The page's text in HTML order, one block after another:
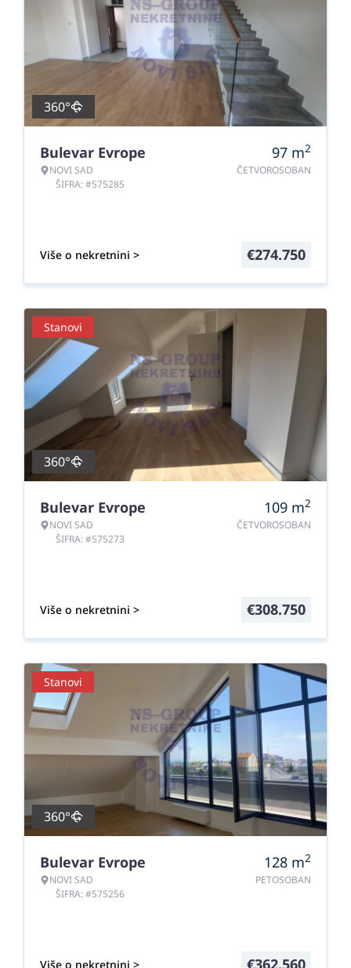
360°
Bulevar Evrope
NOVI SAD
ŠIFRA: #575285
97 m2
ČETVOROSOBAN
Više o nekretnini > €274.750
Stanovi
360°
Bulevar Evrope
NOVI SAD
ŠIFRA: #575273
109 m2
ČETVOROSOBAN
Više o nekretnini > €308.750
Stanovi
360°
Bulevar Evrope
NOVI SAD
ŠIFRA: #575256
128 m2
PETOSOBAN
Više o nekretnini > €362.560